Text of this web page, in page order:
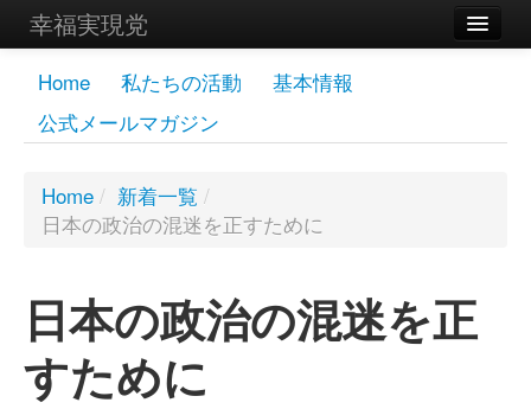
幸福実現党
メンバーズページ
党員
お問い合わせ
Home 私たちの活動
基本情報
公式メールマガジン
Home / 新着一覧 /
日本の政治の混迷を正すために
日本の政治の混迷を正
すために